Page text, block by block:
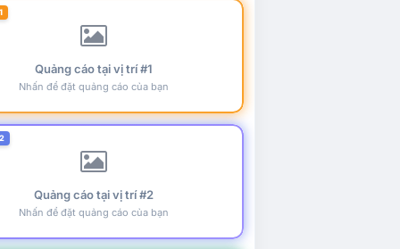
Quảng cáo tại vị trí #1
Nhấn để đặt quảng cáo của bạn
Quảng cáo tại vị trí #2
Nhấn để đặt quảng cáo của bạn